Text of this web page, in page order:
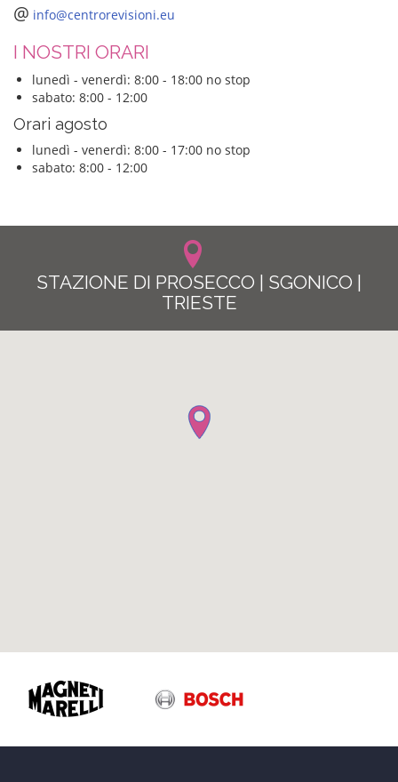
@ info@centrorevisioni.eu
I NOSTRI ORARI
lunedì - venerdì: 8:00 - 18:00 no stop
sabato: 8:00 - 12:00
Orari agosto
lunedì - venerdì: 8:00 - 17:00 no stop
sabato: 8:00 - 12:00
STAZIONE DI PROSECCO | SGONICO |
TRIESTE